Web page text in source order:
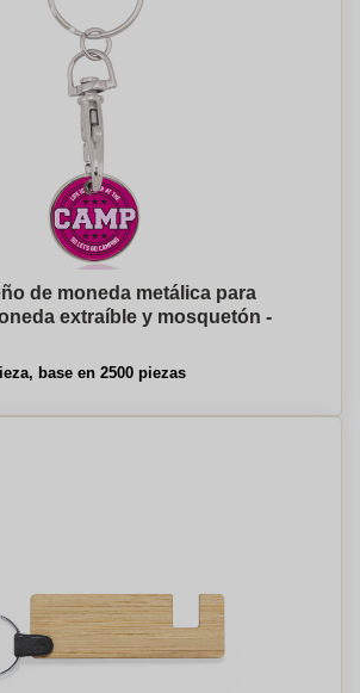
de moneda metálica para
extraíble y mosquetón -
base en 2500 piezas